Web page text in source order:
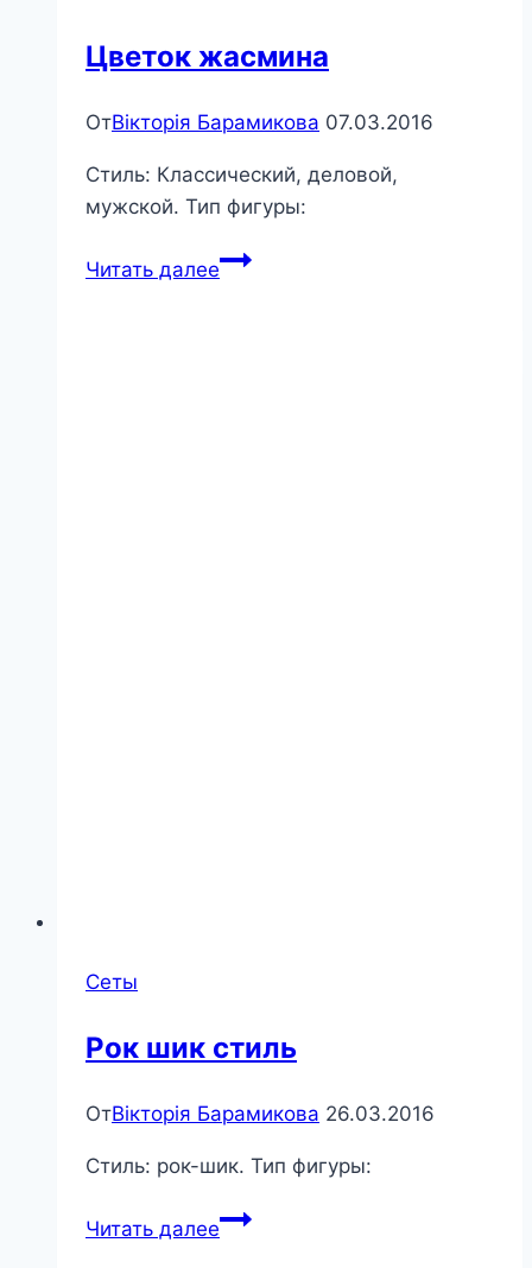
Цветок жасмина
ОтВікторія Барамикова 07.03.2016
Стиль: Классический, деловой,
мужской. Тип фигуры:
Читать далееЦветок
Сеты
Рок шик стиль
ОтВікторія Барамикова 26.03.2016
Стиль: рок-шик. Тип фигуры:
Читать далееРок